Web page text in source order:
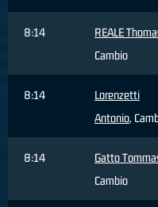
8:14 REALE
Cambio
8:14
Lorenzetti
Antonio,
8:14 Gatto
Cambio